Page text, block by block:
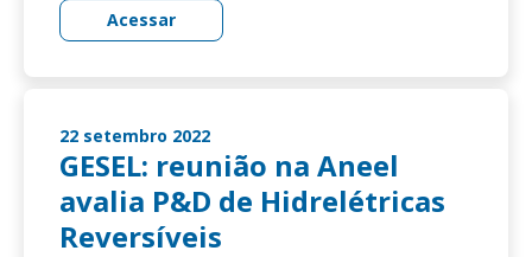
Acessar
22 setembro 2022
GESEL: reunião na Aneel
avalia P&D de Hidrelétricas
Reversíveis